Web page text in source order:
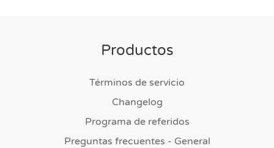
Productos
Términos de servicio
Changelog
Programa de referidos
Preguntas frecuentes - General